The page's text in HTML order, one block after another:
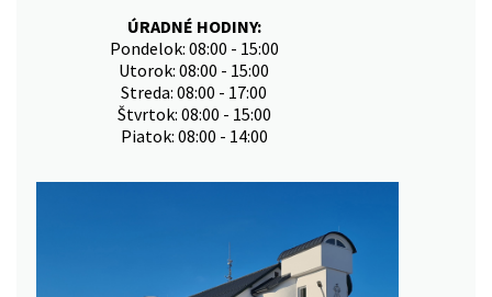
ÚRADNÉ HODINY:
Pondelok: 08:00 - 15:00
Utorok: 08:00 - 15:00
Streda: 08:00 - 17:00
Štvrtok: 08:00 - 15:00
Piatok: 08:00 - 14:00